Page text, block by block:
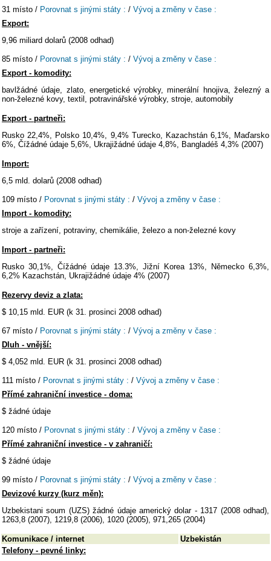
31 místo / Porovnat s jinými státy : / Vývoj a změny v čase :
Export:
9,96 miliard dolarů (2008 odhad)
85 místo / Porovnat s jinými státy : / Vývoj a změny v čase :
Export - komodity:
bavlžádné údaje, zlato, energetické výrobky, minerální hnojiva, železný a
non-železné kovy, textil, potravinářské výrobky, stroje, automobily
Export - partneři:
Rusko 22,4%, Polsko 10,4%, 9,4% Turecko, Kazachstán 6,1%, Maďarsko
6%, Čížádné údaje 5,6%, Ukrajižádné údaje 4,8%, Bangladéš 4,3% (2007)
Import:
6,5 mld. dolarů (2008 odhad)
109 místo / Porovnat s jinými státy : / Vývoj a změny v čase :
Import - komodity:
stroje a zařízení, potraviny, chemikálie, železo a non-železné kovy
Import - partneři:
Rusko 30,1%, Čížádné údaje 13.3%, Jižní Korea 13%, Německo 6,3%,
6,2% Kazachstán, Ukrajižádné údaje 4% (2007)
Rezervy deviz a zlata:
$ 10,15 mld. EUR (k 31. prosinci 2008 odhad)
67 místo / Porovnat s jinými státy : / Vývoj a změny v čase :
Dluh - vnější:
$ 4,052 mld. EUR (k 31. prosinci 2008 odhad)
111 místo / Porovnat s jinými státy : / Vývoj a změny v čase :
Přímé zahraniční investice - doma:
$ žádné údaje
120 místo / Porovnat s jinými státy : / Vývoj a změny v čase :
Přímé zahraniční investice - v zahraničí:
$ žádné údaje
99 místo / Porovnat s jinými státy : / Vývoj a změny v čase :
Devizové kurzy (kurz měn):
Uzbekistani soum (UZS) žádné údaje americký dolar - 1317 (2008 odhad),
1263,8 (2007), 1219,8 (2006), 1020 (2005), 971,265 (2004)
Komunikace / internet
Uzbekistán
Telefony - pevné linky: